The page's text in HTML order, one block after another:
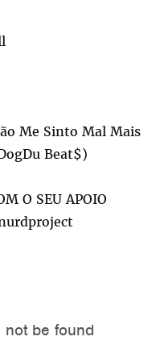
Me Sinto Mal Mais
Beat$)
O SEU APOIO